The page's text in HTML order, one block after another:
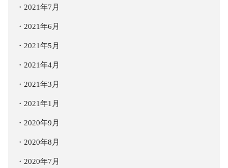
2021年7月
2021年6月
2021年5月
2021年4月
2021年3月
2021年1月
2020年9月
2020年8月
2020年7月